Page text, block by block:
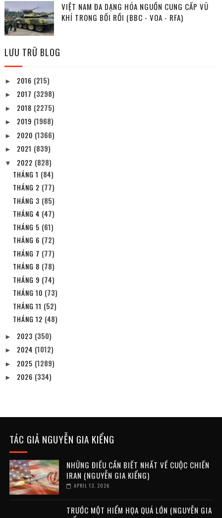
VIỆT NAM ĐA DẠNG HÓA NGUỒN CUNG CẤP VŨ
KHÍ TRONG BỐI RỐI (BBC - VOA - RFA)
LƯU TRỮ BLOG
► 2016 (215)
► 2017 (3298)
► 2018 (2275)
► 2019 (1968)
► 2020 (1366)
► 2021 (839)
▼ 2022 (828)
THÁNG 1 (84)
THÁNG 2 (77)
THÁNG 3 (85)
THÁNG 4 (47)
THÁNG 5 (61)
THÁNG 6 (72)
THÁNG 7 (77)
THÁNG 8 (78)
THÁNG 9 (74)
THÁNG 10 (73)
THÁNG 11 (52)
THÁNG 12 (48)
► 2023 (350)
► 2024 (1012)
► 2025 (1289)
► 2026 (334)
TÁC GIẢ NGUYỄN GIA KIỂNG
NHỮNG ĐIỀU CẦN BIẾT NHẤT VỀ CUỘC CHIẾN
IRAN (NGUYỄN GIA KIỂNG)
APRIL 13, 2026
TRƯỚC MỘT HIỂM HỌA QUÁ LỚN (NGUYỄN GIA